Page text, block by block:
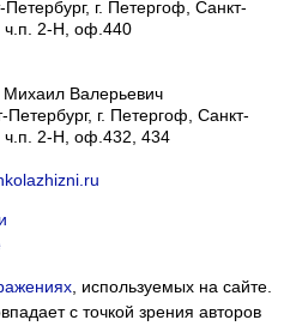
г. Петергоф, Санкт-
ч.п. 2-Н, оф.440
Валерьевич
Петербург, г. Петергоф Санкт-
ч.п. 2-Н, оф.432, 434
, используемых на сайте.
с точкой зрения авторов